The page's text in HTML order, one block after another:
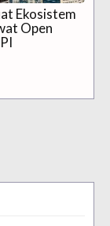
Ekosistem
Open